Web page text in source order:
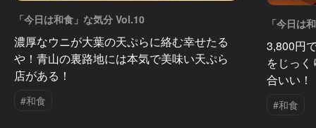
「今日は和食」な気分 Vol.10
濃厚なウニが大葉の天ぷらに絡む幸せたる
や！青山の裏路地には本気で美味い天ぷら
店がある！
#和食
「今日は
3,800円
をじっ
合いい！
#和食